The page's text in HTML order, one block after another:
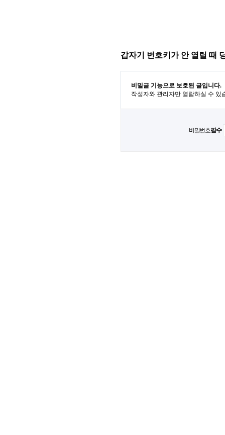
갑자기 번호키가 안 열릴 때
비밀글 기능으로 보호된 글입니다.
작성자와 관리자만 열람하실 수 있
비밀번호필수